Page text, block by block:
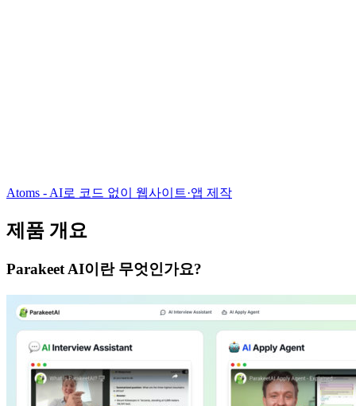
Atoms - AI로 코드 없이 웹사이트·앱 제작
제품 개요
Parakeet AI이란 무엇인가요?